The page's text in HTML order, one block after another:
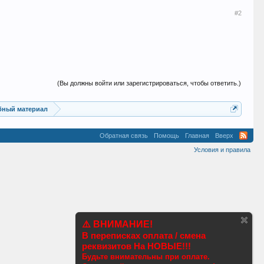
⚠️ ВНИМАНИЕ!
В переписках оплата / смена
реквизитов На НОВЫЕ!!!
Будьте внимательны при оплате.
#2
(Вы должны войти или зарегистрироваться, чтобы ответить.)
материал
Обратная связь Помощь Главная
Вверх
Условия и правила